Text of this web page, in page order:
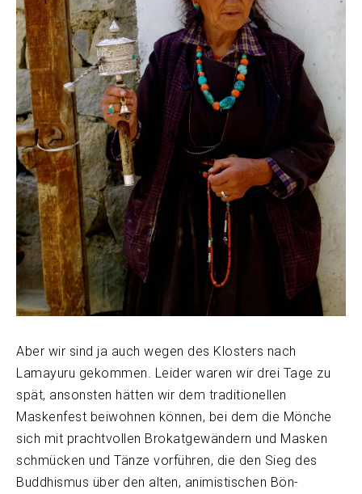
Aber wir sind ja auch wegen des Klosters nach
Lamayuru gekommen. Leider waren wir drei Tage zu
spät, ansonsten hätten wir dem traditionellen
Maskenfest beiwohnen können, bei dem die Mönche
sich mit prachtvollen Brokatgewändern und Masken
schmücken und Tänze vorführen, die den Sieg des
Buddhismus über den alten, animistischen Bön-